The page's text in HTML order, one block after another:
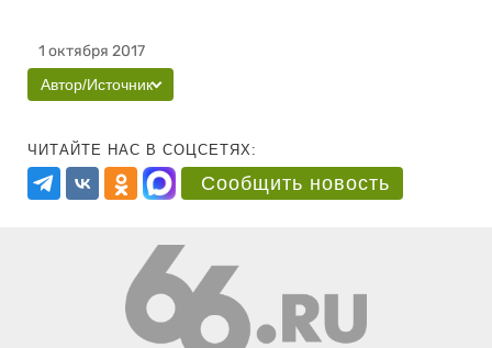
1 октября 2017
Автор/Источник
ЧИТАЙТЕ НАС В СОЦСЕТЯХ:
Сообщить новость